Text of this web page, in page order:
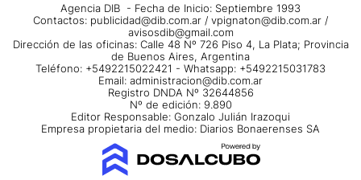
Agencia DIB - Fecha de Inicio: Septiembre 1993
Contactos: publicidad@dib.com.ar / vpignaton@dib.com.ar /
avisosdib@gmail.com
Dirección de las oficinas: Calle 48 Nº 726 Piso 4, La Plata; Provincia
de Buenos Aires, Argentina
Teléfono: +5492215022421 - Whatsapp: +5492215031783
Email: administracion@dib.com.ar
Registro DNDA Nº 32644856
Nº de edición: 9.890
Editor Responsable: Gonzalo Julián Irazoqui
Empresa propietaria del medio: Diarios Bonaerenses SA